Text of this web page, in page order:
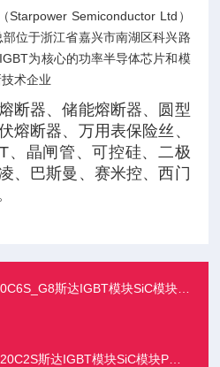
Semiconductor Ltd）
位于浙江省嘉兴市南湖区科兴路
为核心的功率半导体芯片和模
术企业
断器、储能熔断器、圆型
熔断器、万用表保险丝、
、晶闸管、可控硅、二极
、巴斯曼、赛米控、西门
斯达IGBT模块SiC模块PM模块
斯达IGBT模块SiC模块PM模块